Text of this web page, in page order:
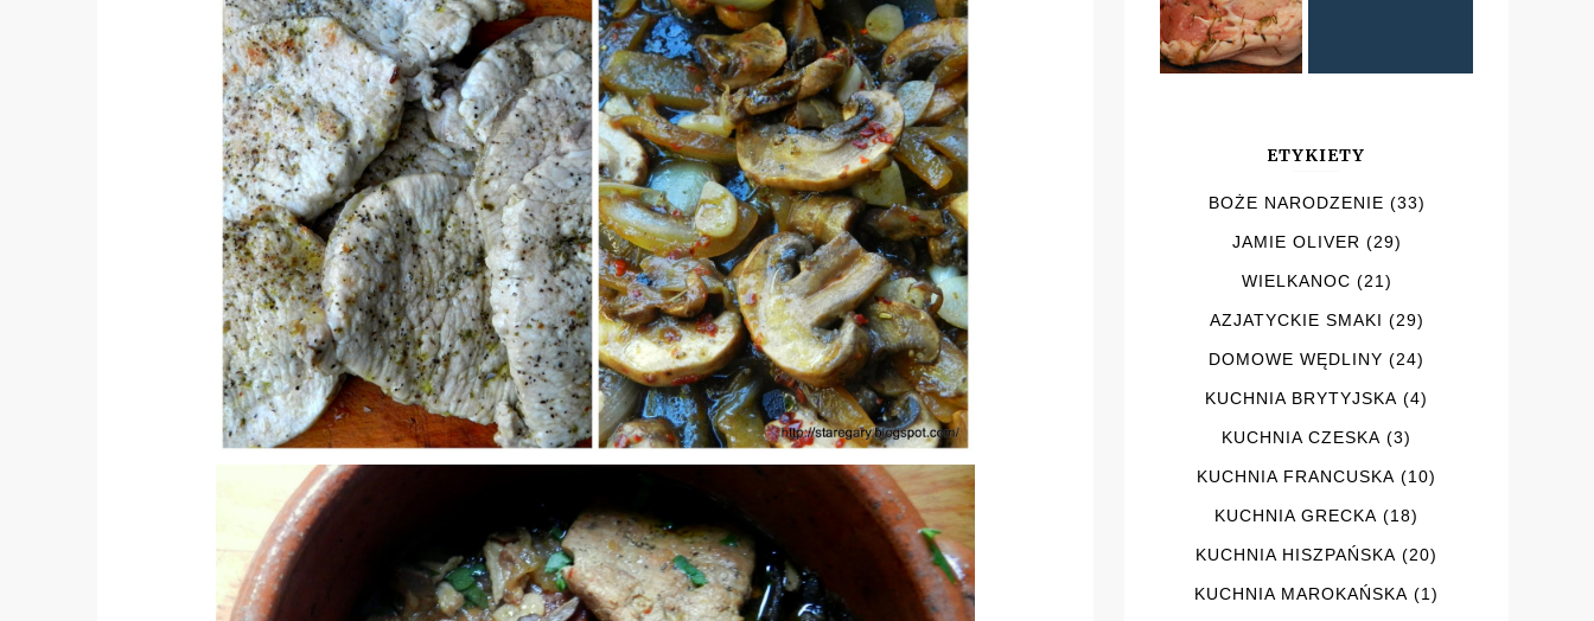
ETYKIETY
BOŻE NARODZENIE (33)
JAMIE OLIVER (29)
WIELKANOC (21)
AZJATYCKIE SMAKI (29)
DOMOWE WĘDLINY (24)
KUCHNIA BRYTYJSKA (4)
KUCHNIA CZESKA (3)
KUCHNIA FRANCUSKA (10)
KUCHNIA GRECKA (18)
KUCHNIA HISZPAŃSKA (20)
KUCHNIA MAROKAŃSKA (1)